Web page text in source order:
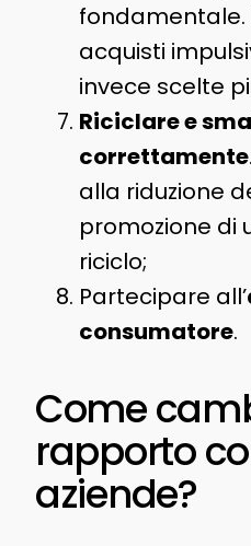
fondamentale.
acquisti
invece scelte
Riciclare e
correttamente
alla riduzione
promozione di
riciclo;
Partecipare all’
consumatore.
Come
rapporto
aziende?